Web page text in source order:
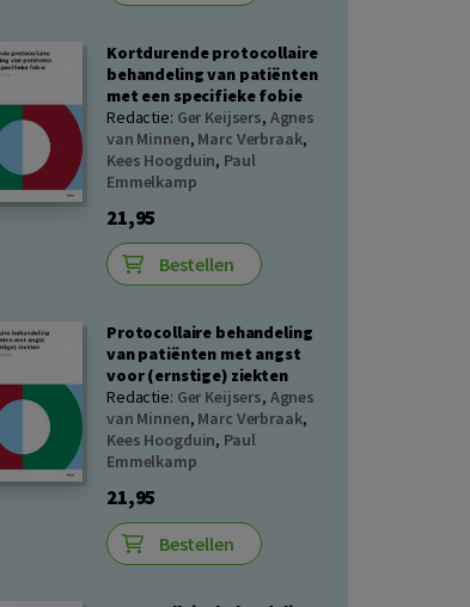
Kortdurende protocollaire
behandeling van patiënten
met een specifieke fobie
Redactie: Ger Keijsers, Agnes
van Minnen, Marc Verbraak,
Kees Hoogduin, Paul
Emmelkamp
21,95
Bestellen
Protocollaire behandeling
van patiënten met angst
voor (ernstige) ziekten
Redactie: Ger Keijsers, Agnes
van Minnen, Marc Verbraak,
Kees Hoogduin, Paul
Emmelkamp
21,95
Bestellen